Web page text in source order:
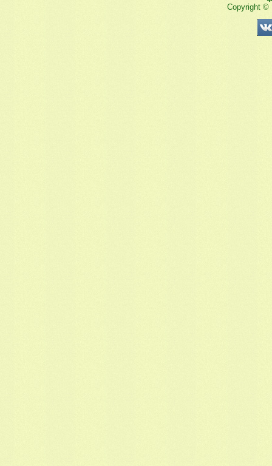
Copyright ©